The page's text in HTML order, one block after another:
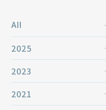
All
2025
2023
2021